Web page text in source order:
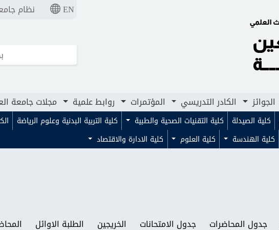
الكادر التدريسي مجلات جامعة العين
EN نظام
الجوائز الكادر التدريسي المؤتمرات روابط علمية مجلات جامعة
كلية الصيدلة كلية التقنيات الصحية والطبية كلية التربية البدنية وعلوم الرياضة
كلية الهندسة كلية العلوم كلية الادارة والاقتصاد
جدول المحاضرات جدول الامتحانات الخريجين الطلبة الاوائل